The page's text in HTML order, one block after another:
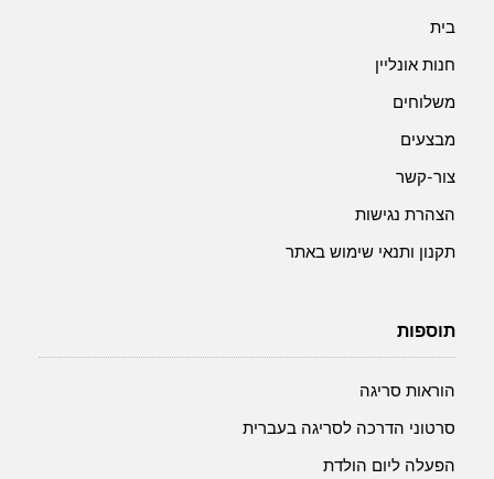
בית
חנות אונליין
משלוחים
מבצעים
צור-קשר
הצהרת נגישות
תקנון ותנאי שימוש באתר
תוספות
הוראות סריגה
סרטוני הדרכה לסריגה בעברית
הפעלה ליום הולדת